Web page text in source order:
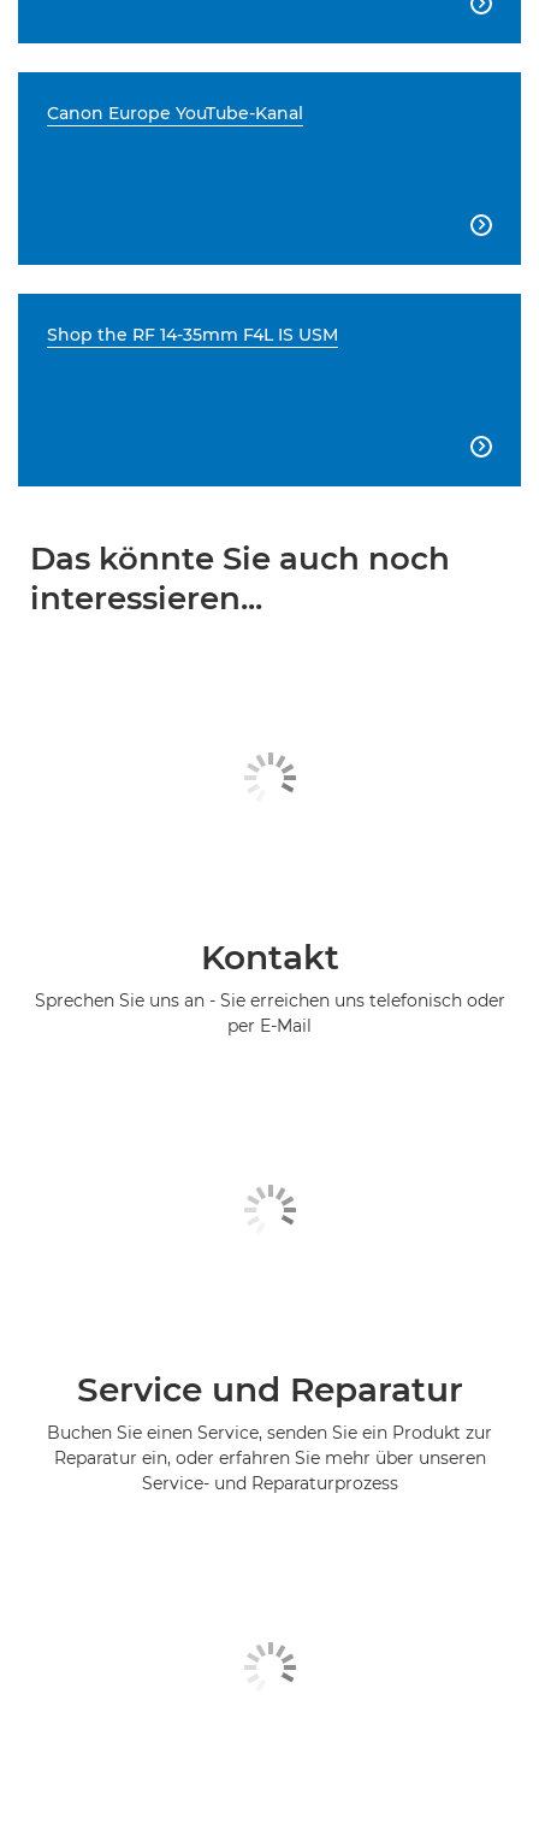

Canon Europe YouTube-Kanal

Shop the RF 14-35mm F4L IS USM

Das könnte Sie auch noch
interessieren...
Kontakt
Sprechen Sie uns an - Sie erreichen uns telefonisch oder
per E-Mail
Service und Reparatur
Buchen Sie einen Service, senden Sie ein Produkt zur
Reparatur ein, oder erfahren Sie mehr über unseren
Service- und Reparaturprozess